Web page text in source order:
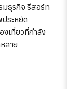
มธุรกิจ รีสอร์ท
ประหยัด
งเที่ยวที่กำลัง
ลาย